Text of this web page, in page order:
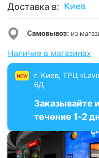
Доставка в: Киев
Самовывоз: из
Наличие в магазинах
NEW
г. Киев, ТРЦ
6Д
Заказывайте
течение 1-2